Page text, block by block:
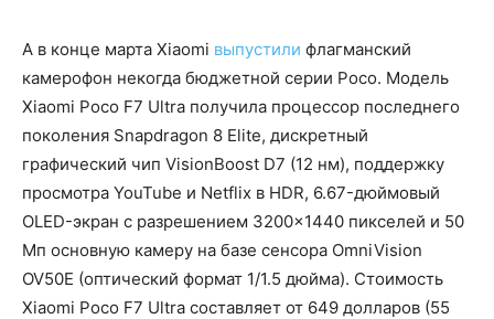
А в конце марта Xiaomi выпустили флагманский
камерофон некогда бюджетной серии Poco. Модель
Xiaomi Poco F7 Ultra получила процессор последнего
поколения Snapdragon 8 Elite, дискретный
графический чип VisionBoost D7 (12 нм), поддержку
просмотра YouTube и Netflix в HDR, 6.67-дюймовый
OLED-экран с разрешением 3200×1440 пикселей и 50
Мп основную камеру на базе сенсора OmniVision
OV50E (оптический формат 1/1.5 дюйма). Стоимость
Xiaomi Poco F7 Ultra составляет от 649 долларов (55